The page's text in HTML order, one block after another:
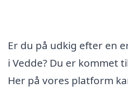
Er du på udkig efter en
i Vedde? Du er kommet
Her på vores platform